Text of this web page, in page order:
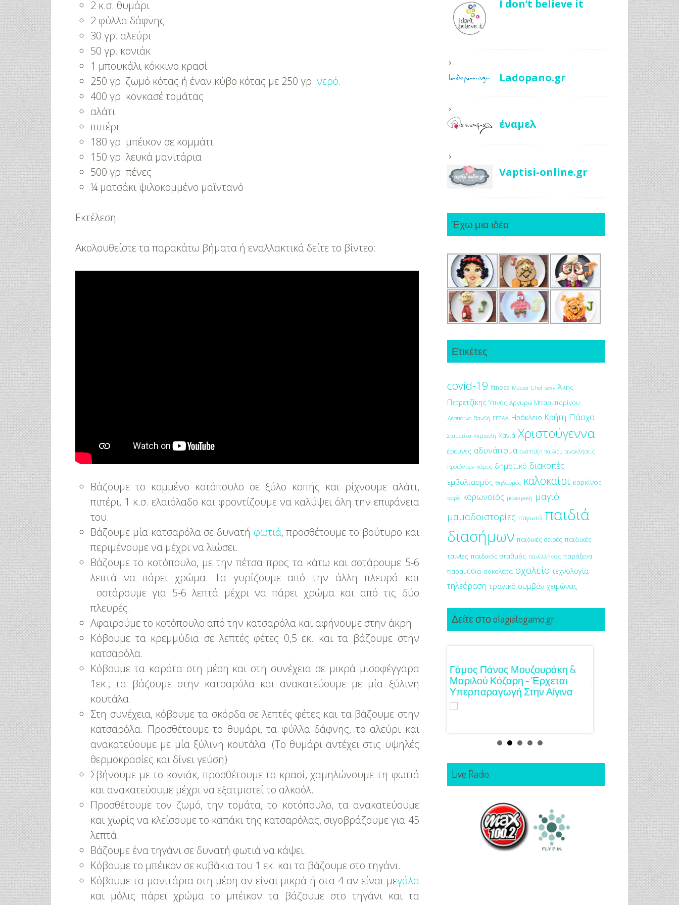
2 κ.σ. θυμάρι
2 φύλλα δάφνης
30 γρ. αλεύρι
50 γρ. κονιάκ
1 μπουκάλι κόκκινο κρασί
250 γρ. ζωμό κότας ή έναν κύβο κότας με 250 γρ.νερό.
400 γρ. κονκασέ τομάτας
αλάτι
πιπέρι
180 γρ. μπέικον σε κομμάτι
150 γρ. λευκά μανιτάρια
500 γρ. πένες
¼ ματσάκι ψιλοκομμένο μαϊντανό
Εκτέλεση
Ακολουθείστε τα παρακάτω βήματα ή εναλλακτικά δείτε το βίντεο:
Βάζουμε το κομμένο κοτόπουλο σε ξύλο κοπής και ρίχνουμε αλάτι,
πιπέρι, 1 κ.σ. ελαιόλαδο και φροντίζουμε να καλύψει όλη την επιφάνεια
του.
Βάζουμε μία κατσαρόλα σε δυνατή φωτιά, προσθέτουμε το βούτυρο και
περιμένουμε να μέχρι να λιώσει.
Βάζουμε το κοτόπουλο, με την πέτσα προς τα κάτω και σοτάρουμε 5-6
λεπτά να πάρει χρώμα. Τα γυρίζουμε από την άλλη πλευρά και
σοτάρουμε για 5-6 λεπτά μέχρι να πάρει χρώμα και από τις δύο
πλευρές.
Αφαιρούμε το κοτόπουλο από την κατσαρόλα και αφήνουμε στην άκρη.
Κόβουμε τα κρεμμύδια σε λεπτές φέτες 0,5 εκ. και τα βάζουμε στην
κατσαρόλα.
Κόβουμε τα καρότα στη μέση και στη συνέχεια σε μικρά μισοφέγγαρα
1εκ., τα βάζουμε στην κατσαρόλα και ανακατεύουμε με μία ξύλινη
κουτάλα.
Στη συνέχεια, κόβουμε τα σκόρδα σε λεπτές φέτες και τα βάζουμε στην
κατσαρόλα. Προσθέτουμε το θυμάρι, τα φύλλα δάφνης, το αλεύρι και
ανακατεύουμε με μία ξύλινη κουτάλα. (Το θυμάρι αντέχει στις υψηλές
θερμοκρασίες και δίνει γεύση)
Σβήνουμε με το κονιάκ, προσθέτουμε το κρασί, χαμηλώνουμε τη φωτιά
και ανακατεύουμε μέχρι να εξατμιστεί το αλκοόλ.
Προσθέτουμε τον ζωμό, την τομάτα, το κοτόπουλο, τα ανακατεύουμε
και χωρίς να κλείσουμε το καπάκι της κατσαρόλας, σιγοβράζουμε για 45
λεπτά.
Βάζουμε ένα τηγάνι σε δυνατή φωτιά να κάψει.
Κόβουμε το μπέικον σε κυβάκια του 1 εκ. και τα βάζουμε στο τηγάνι.
Κόβουμε τα μανιτάρια στη μέση αν είναι μικρά ή στα 4 αν είναι μεγάλα
και μόλις πάρει χρώμα το μπέικον τα βάζουμε στο τηγάνι και τα
I don’t believe it
Ladopano.gr
έναμελ
Vaptisi-online.gr
Έχω μια ιδέα
Ετικέτες
covid-19 fitness Master Chef sexy Άκης
Πετρετζίκης Ύπνος Αργυρώ Μπαρμπαρίγου
Δέσποινα Βανδή ΕΕΤΑΑ Ηράκλειο Κρήτη Πάσχα
Σταματίνα Τσιμτσιλή Χανιά Χριστούγεννα
έρευνες αδυνάτισμα ανάπτυξη παιδιού ανακλήσεις
προϊόντων γάμος δημοτικό διακοπές
εμβολιασμός θηλασμός καλοκαίρι καρκίνος
καφές κορωνοϊός μαγειρική μαγιό
μαμαδοιστορίες παγωτό παιδιά
διασήμων παιδικές σειρές παιδικές
ταινίες παιδικός σταθμός πανελλήνιες παράξενα
παραμύθια σοκολάτα σχολείο τεχνολογία
τηλεόραση τραγικό συμβάν χειμώνας
Δείτε στο olagiatogamo.gr
3 Προτάσεις Για Γαμήλιο Ταξίδι
Για Όλα Τα Γούστα!
Πρωτότυπες Ιδέες Για Νυφικό
Μανικιούρ!
Γάμος Πάνος Μουζουράκη &
Μαριλού Κόζαρη - Έρχεται
Υπερπαραγωγή Στην Αίγινα
Κόκκινο Κραγιόν
Live Radio